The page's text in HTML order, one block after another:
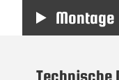
Montage
Technische